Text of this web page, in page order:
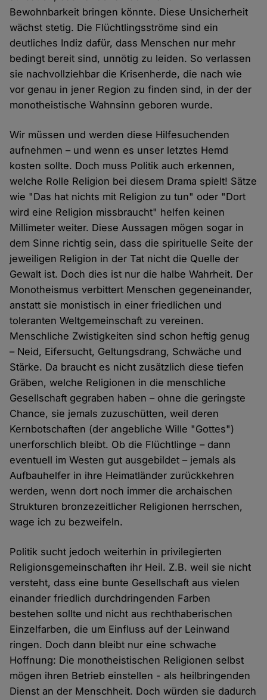
Bewohnbarkeit bringen könnte. Diese Unsicherheit
wächst stetig. Die Flüchtlingsströme sind ein
deutliches Indiz dafür, dass Menschen nur mehr
bedingt bereit sind, unnötig zu leiden. So verlassen
sie nachvollziehbar die Krisenherde, die nach wie
vor genau in jener Region zu finden sind, in der der
monotheistische Wahnsinn geboren wurde.
Wir müssen und werden diese Hilfesuchenden
aufnehmen – und wenn es unser letztes Hemd
kosten sollte. Doch muss Politik auch erkennen,
welche Rolle Religion bei diesem Drama spielt! Sätze
wie "Das hat nichts mit Religion zu tun" oder "Dort
wird eine Religion missbraucht" helfen keinen
Millimeter weiter. Diese Aussagen mögen sogar in
dem Sinne richtig sein, dass die spirituelle Seite der
jeweiligen Religion in der Tat nicht die Quelle der
Gewalt ist. Doch dies ist nur die halbe Wahrheit. Der
Monotheismus verbittert Menschen gegeneinander,
anstatt sie monistisch in einer friedlichen und
toleranten Weltgemeinschaft zu vereinen.
Menschliche Zwistigkeiten sind schon heftig genug
– Neid, Eifersucht, Geltungsdrang, Schwäche und
Stärke. Da braucht es nicht zusätzlich diese tiefen
Gräben, welche Religionen in die menschliche
Gesellschaft gegraben haben – ohne die geringste
Chance, sie jemals zuzuschütten, weil deren
Kernbotschaften (der angebliche Wille "Gottes")
unerforschlich bleibt. Ob die Flüchtlinge – dann
eventuell im Westen gut ausgebildet – jemals als
Aufbauhelfer in ihre Heimatländer zurückkehren
werden, wenn dort noch immer die archaischen
Strukturen bronzezeitlicher Religionen herrschen,
wage ich zu bezweifeln.
Politik sucht jedoch weiterhin in privilegierten
Religionsgemeinschaften ihr Heil. Z.B. weil sie nicht
versteht, dass eine bunte Gesellschaft aus vielen
einander friedlich durchdringenden Farben
bestehen sollte und nicht aus rechthaberischen
Einzelfarben, die um Einfluss auf der Leinwand
ringen. Doch dann bleibt nur eine schwache
Hoffnung: Die monotheistischen Religionen selbst
mögen ihren Betrieb einstellen - als heilbringenden
Dienst an der Menschheit. Doch würden sie dadurch